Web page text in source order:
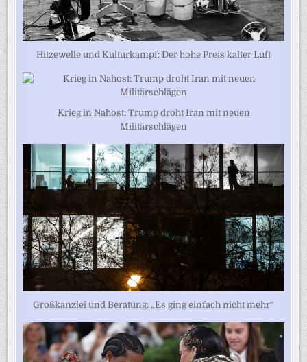
Hitzewelle und Kulturkampf: Der hohe Preis kalter Luft
Krieg in Nahost: Trump droht Iran mit neuen
Militärschlägen
Großkanzlei und Beratung: „Es ging einfach nicht mehr“